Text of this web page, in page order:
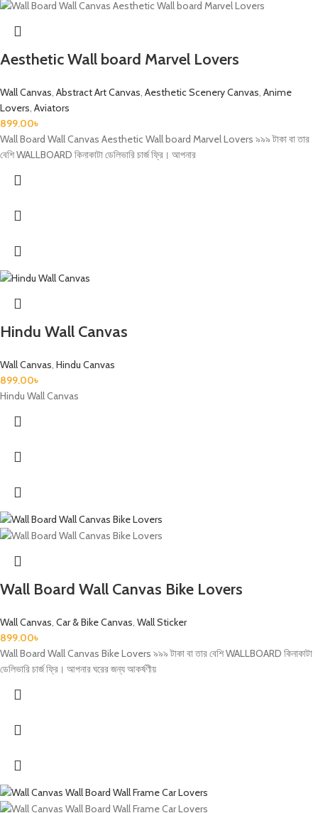
Aesthetic Wall board Marvel Lovers
Wall Canvas, Abstract Art Canvas, Aesthetic Scenery Canvas, Anime
Lovers, Aviators
899.00৳
Wall Board Wall Canvas Aesthetic Wall board Marvel Lovers ৯৯৯ টাকা বা তার
বেশি WALLBOARD কিনাকাটা ডেলিভারি চার্জ ফ্রি। আপনার
Hindu Wall Canvas
Wall Canvas, Hindu Canvas
899.00৳
Hindu Wall Canvas
Wall Board Wall Canvas Bike Lovers
Wall Canvas, Car & Bike Canvas, Wall Sticker
899.00৳
Wall Board Wall Canvas Bike Lovers ৯৯৯ টাকা বা তার বেশি WALLBOARD কিনাকাটা
ডেলিভারি চার্জ ফ্রি। আপনার ঘরের জন্য আকর্ষণীয়